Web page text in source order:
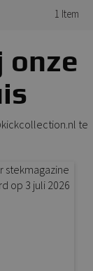
1 Item
onze
te